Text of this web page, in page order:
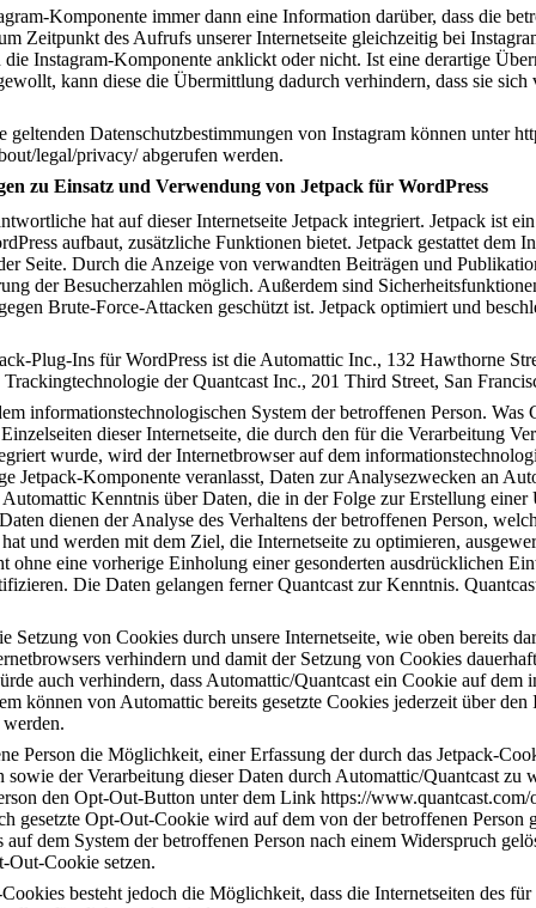
Komponente immer dann eine Information darüber, dass die
Zeitpunkt des Aufrufs unserer Internetseite gleichzeitig bei
die Instagram-Komponente anklickt oder nicht. Ist eine derartige
kann diese die Übermittlung dadurch verhindern, dass sie
geltenden Datenschutzbestimmungen von Instagram können unter
legal/privacy/ abgerufen werden.
zu Einsatz und Verwendung von Jetpack für WordPress
hat auf dieser Internetseite Jetpack integriert. Jetpack ist
aufbaut, zusätzliche Funktionen bietet. Jetpack gestattet dem
Seite. Durch die Anzeige von verwandten Beiträgen und
der Besucherzahlen möglich. Außerdem sind
Brute-Force-Attacken geschützt ist. Jetpack optimiert und
Plug-Ins für WordPress ist die Automattic Inc., 132 Hawthorne
Trackingtechnologie der Quantcast Inc., 201 Third Street, San
informationstechnologischen System der betroffenen Person.
dieser Internetseite, die durch den für die Verarbeitung
wurde, wird der Internetbrowser auf dem
Jetpack-Komponente veranlasst, Daten zur Analysezwecken an
Kenntnis über Daten, die in der Folge zur Erstellung
dienen der Analyse des Verhaltens der betroffenen Person,
und werden mit dem Ziel, die Internetseite zu optimieren,
ohne eine vorherige Einholung einer gesonderten ausdrücklichen
Die Daten gelangen ferner Quantcast zur Kenntnis.
Setzung von Cookies durch unsere Internetseite, wie oben bereits
verhindern und damit der Setzung von Cookies
auch verhindern, dass Automattic/Quantcast ein Cookie auf dem
können von Automattic bereits gesetzte Cookies jederzeit über den
Person die Möglichkeit, einer Erfassung der durch das Jetpack-
sowie der Verarbeitung dieser Daten durch Automattic/Quantcast zu
den Opt-Out-Button unter dem Link https://
gesetzte Opt-Out-Cookie wird auf dem von der betroffenen Person
dem System der betroffenen Person nach einem Widerspruch
Out-Cookie setzen.
besteht jedoch die Möglichkeit, dass die Internetseiten des